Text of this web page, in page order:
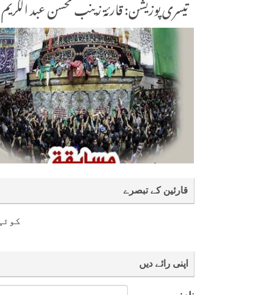
تیسری پوزیشن: قارئة زينب محسن عبد
قارئین کے تبصرے
اپنی رائے دیں